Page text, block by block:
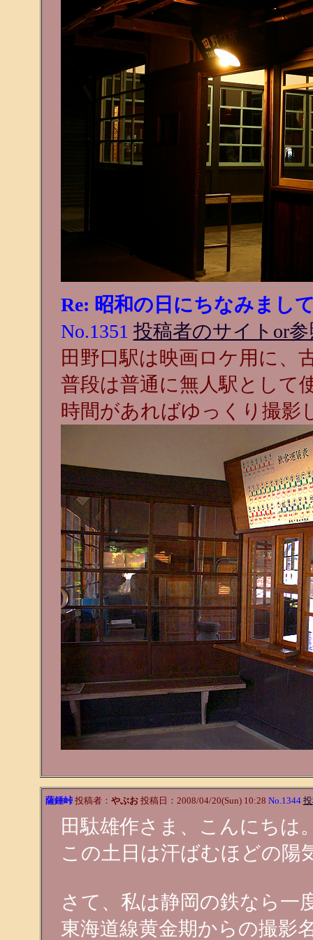
Re: 昭和の日にちなみまし
No.1351 投稿者のサイトor
田野口駅は映画ロケ用に、
普段は普通に無人駅として
時間があればゆっくり撮影
薩錘峠投稿者： やぶお投稿日：2008/04/20(Sun) 10:28 No.1344
田駄雄作さま、こんにちは
この土日は汗ばむほどの陽
さて、私は静岡の鉄なら一
東海道線黄金期からの撮影